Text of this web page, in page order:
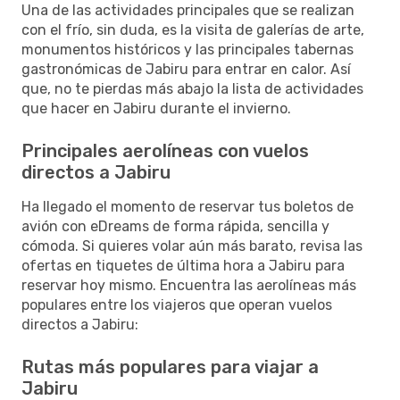
Una de las actividades principales que se realizan
con el frío, sin duda, es la visita de galerías de arte,
monumentos históricos y las principales tabernas
gastronómicas de Jabiru para entrar en calor. Así
que, no te pierdas más abajo la lista de actividades
que hacer en Jabiru durante el invierno.
Principales aerolíneas con vuelos
directos a Jabiru
Ha llegado el momento de reservar tus boletos de
avión con eDreams de forma rápida, sencilla y
cómoda. Si quieres volar aún más barato, revisa las
ofertas en tiquetes de última hora a Jabiru para
reservar hoy mismo. Encuentra las aerolíneas más
populares entre los viajeros que operan vuelos
directos a Jabiru:
Rutas más populares para viajar a
Jabiru